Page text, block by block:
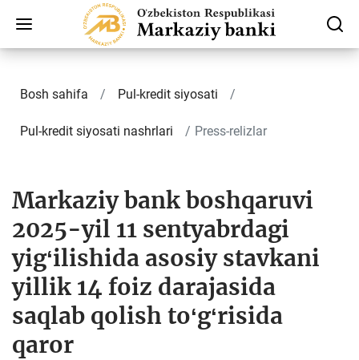
Bosh sahifa Pul-kredit siyosati
Pul-kredit siyosati nashrlari Press-relizlar
Markaziy bank boshqaruvi
2025-yil 11 sentyabrdagi
yigʻilishida asosiy stavkani
yillik 14 foiz darajasida
saqlab qolish toʻgʻrisida
qaror